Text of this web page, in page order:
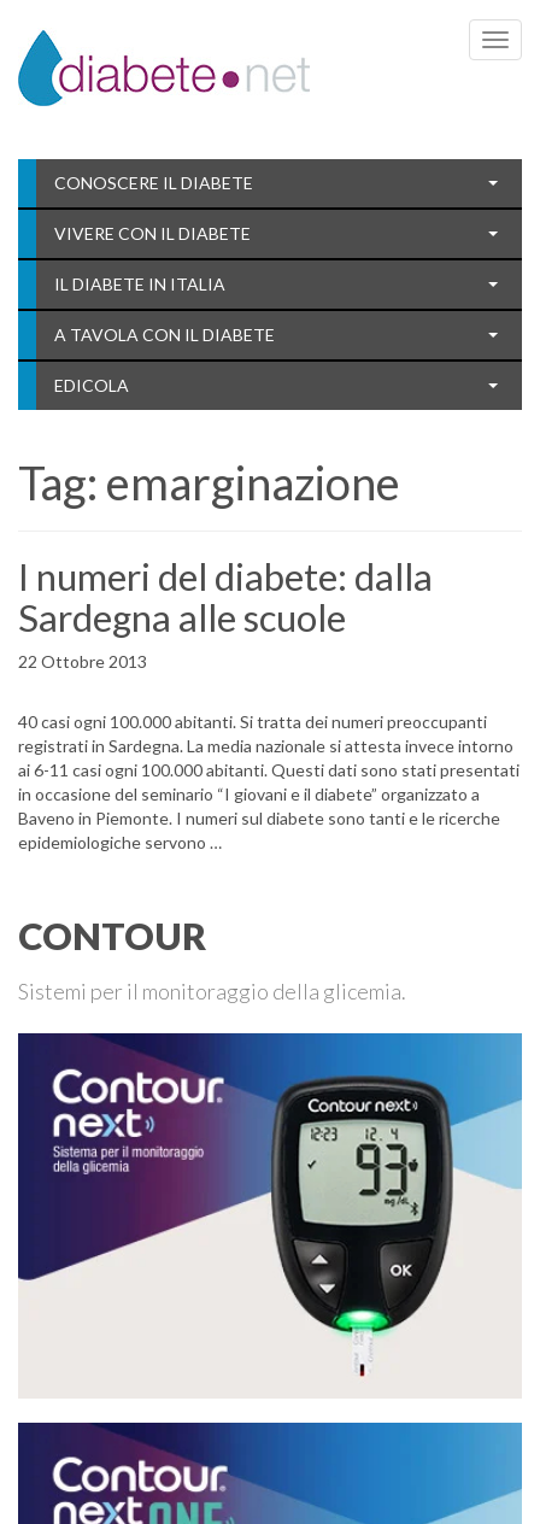
Toggle
CONOSCERE IL DIABETE
VIVERE CON IL DIABETE
IL DIABETE IN ITALIA
A TAVOLA CON IL DIABETE
EDICOLA
Tag: emarginazione
I numeri del diabete: dalla
Sardegna alle scuole
22 Ottobre 2013
40 casi ogni 100.000 abitanti. Si tratta dei numeri preoccupanti
registrati in Sardegna. La media nazionale si attesta invece intorno
ai 6-11 casi ogni 100.000 abitanti. Questi dati sono stati presentati
in occasione del seminario “I giovani e il diabete” organizzato a
Baveno in Piemonte. I numeri sul diabete sono tanti e le ricerche
epidemiologiche servono …
CONTOUR
Sistemi per il monitoraggio della glicemia.